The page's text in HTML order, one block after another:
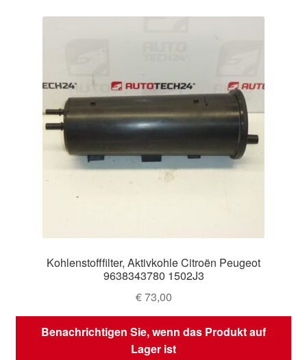
Kohlenstofffilter, Aktivkohle Citroën Peugeot
9638343780 1502J3
€73,00
Benachrichtigen Sie, wenn das Produkt auf
Lager ist